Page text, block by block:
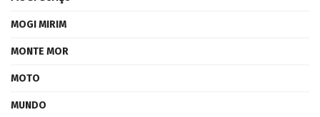
MOGI MIRIM
MONTE MOR
MOTO
MUNDO